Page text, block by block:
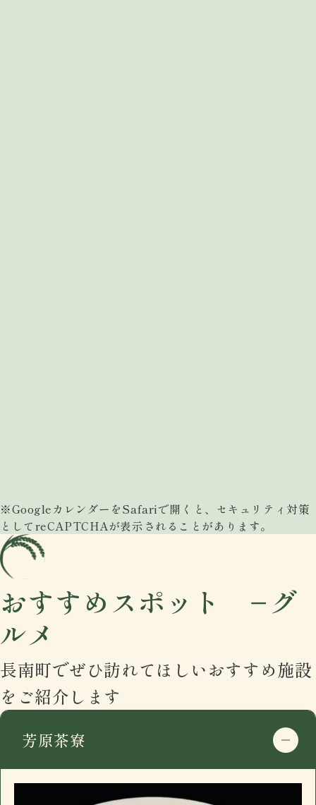
※GoogleカレンダーをSafariで開くと、セキュリティ対策
としてreCAPTCHAが表示されることがあります。
おすすめスポット −グ
ルメ
長南町でぜひ訪れてほしいおすすめ施設
をご紹介します
芳原茶寮